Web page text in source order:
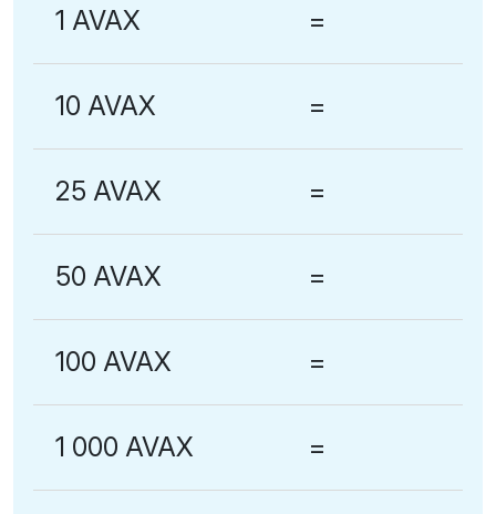
1 AVAX =
10 AVAX =
25 AVAX =
50 AVAX =
100 AVAX =
1 000 AVAX =